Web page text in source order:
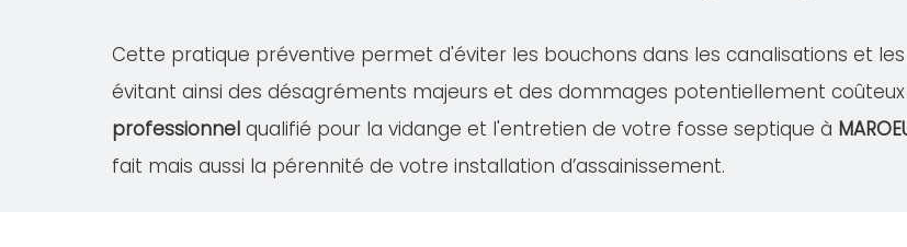
Cette pratique préventive permet d'éviter les bouchons dans les canalisations et
évitant ainsi des désagréments majeurs et des dommages potentiellement
professionnel qualifié pour la vidange et l'entretien de votre fosse septique à
fait mais aussi la pérennité de votre installation d’assainissement.